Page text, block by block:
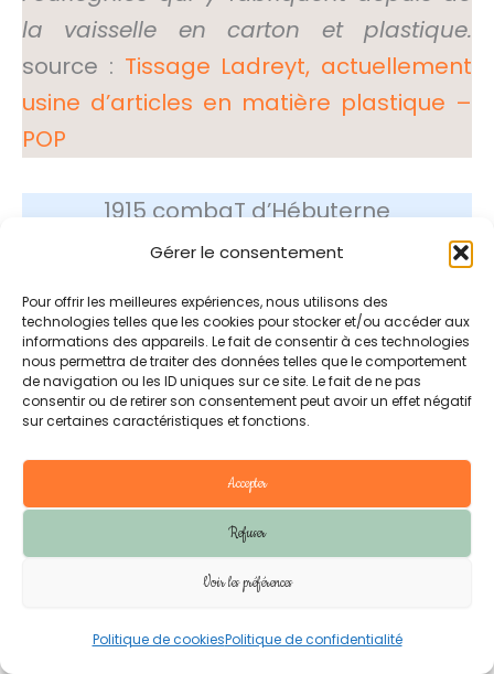
Gérer le consentement
Pour offrir les meilleures expériences, nous utilisons des
technologies telles que les cookies pour stocker et/ou accéder aux
informations des appareils. Le fait de consentir à ces technologies
nous permettra de traiter des données telles que le comportement
de navigation ou les ID uniques sur ce site. Le fait de ne pas
consentir ou de retirer son consentement peut avoir un effet négatif
sur certaines caractéristiques et fonctions.
Accepter
Refuser
Voir les préférences
Politique de cookiesPolitique de confidentialité
la vaisselle en carton et plastique.
source : Tissage Ladreyt, actuellement
usine d’articles en matière plastique –
POP
1915 combaT d’Hébuterne
La bataille d’Hébuterne, dans le Pas-
de-Calais, s’est déroulée du7 au 13 juin
1915, en parallèle de la deuxième
bataille d’Artois. Elle fait partie des
combats de la Première Guerre
mondiale sur le front ouest. Cette
bataille était une attaque de diversion
général de Castelnau, visant à soulager